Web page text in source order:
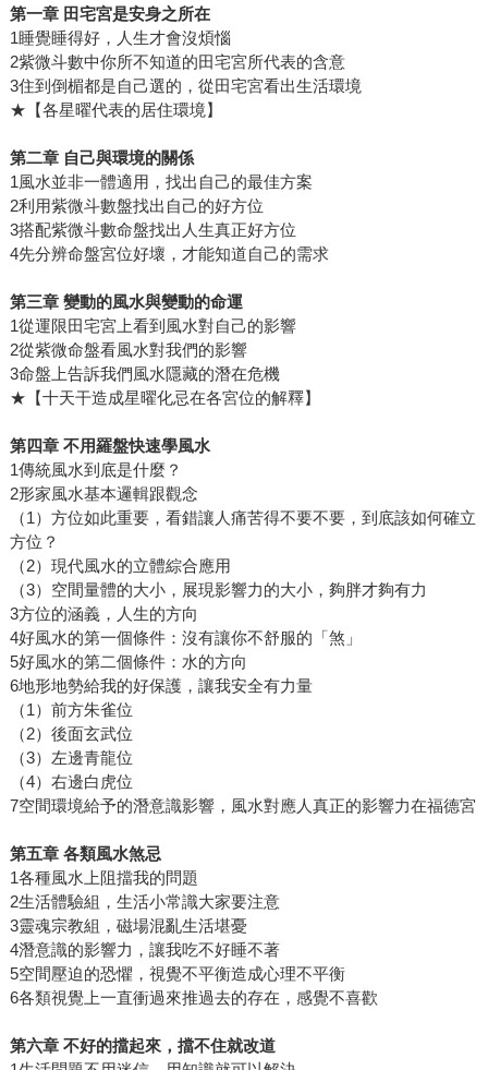
第一章 田宅宮是安身之所在
1睡覺睡得好，人生才會沒煩惱
2紫微斗數中你所不知道的田宅宮所代表的含意
3住到倒楣都是自己選的，從田宅宮看出生活環境
★【各星曜代表的居住環境】
第二章 自己與環境的關係
1風水並非一體適用，找出自己的最佳方案
2利用紫微斗數盤找出自己的好方位
3搭配紫微斗數命盤找出人生真正好方位
4先分辨命盤宮位好壞，才能知道自己的需求
第三章 變動的風水與變動的命運
1從運限田宅宮上看到風水對自己的影響
2從紫微命盤看風水對我們的影響
3命盤上告訴我們風水隱藏的潛在危機
★【十天干造成星曜化忌在各宮位的解釋】
第四章 不用羅盤快速學風水
1傳統風水到底是什麼？
2形家風水基本邏輯跟觀念
（1）方位如此重要，看錯讓人痛苦得不要不要，到底該如何確立
方位？
（2）現代風水的立體綜合應用
（3）空間量體的大小，展現影響力的大小，夠胖才夠有力
3方位的涵義，人生的方向
4好風水的第一個條件：沒有讓你不舒服的「煞」
5好風水的第二個條件：水的方向
6地形地勢給我的好保護，讓我安全有力量
（1）前方朱雀位
（2）後面玄武位
（3）左邊青龍位
（4）右邊白虎位
7空間環境給予的潛意識影響，風水對應人真正的影響力在福德宮
第五章 各類風水煞忌
1各種風水上阻擋我的問題
2生活體驗組，生活小常識大家要注意
3靈魂宗教組，磁場混亂生活堪憂
4潛意識的影響力，讓我吃不好睡不著
5空間壓迫的恐懼，視覺不平衡造成心理不平衡
6各類視覺上一直衝過來推過去的存在，感覺不喜歡
第六章 不好的擋起來，擋不住就改道